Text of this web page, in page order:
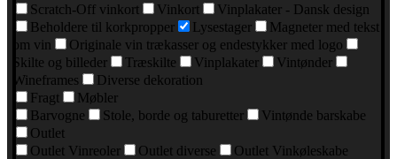
Scratch-Off vinkort
Vinkort
Vinplakater - Dansk design
Beholdere til korkpropper
Lysestager
Magneter med tekst
om vin
Originale vin trækasser og endestykker med logo
Skilte og billeder
Træskilte Vinplakater
Vintønder
Wineframes
Diverse dekoration
Fragt
Møbler
Barvogne
Stole, borde og taburetter
Vintønde barskabe
Outlet
Outlet Vinreoler
Outlet diverse
Outlet Vinkøleskabe